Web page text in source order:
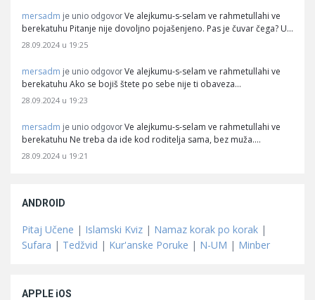
mersadm je unio odgovor Ve alejkumu-s-selam ve rahmetullahi ve
berekatuhu Pitanje nije dovoljno pojašenjeno. Pas je čuvar čega? U…
28.09.2024 u 19:25
mersadm je unio odgovor Ve alejkumu-s-selam ve rahmetullahi ve
berekatuhu Ako se bojiš štete po sebe nije ti obaveza…
28.09.2024 u 19:23
mersadm je unio odgovor Ve alejkumu-s-selam ve rahmetullahi ve
berekatuhu Ne treba da ide kod roditelja sama, bez muža.…
28.09.2024 u 19:21
ANDROID
Pitaj Učene | Islamski Kviz | Namaz korak po korak |
Sufara | Tedžvid | Kur'anske Poruke | N-UM | Minber
APPLE iOS